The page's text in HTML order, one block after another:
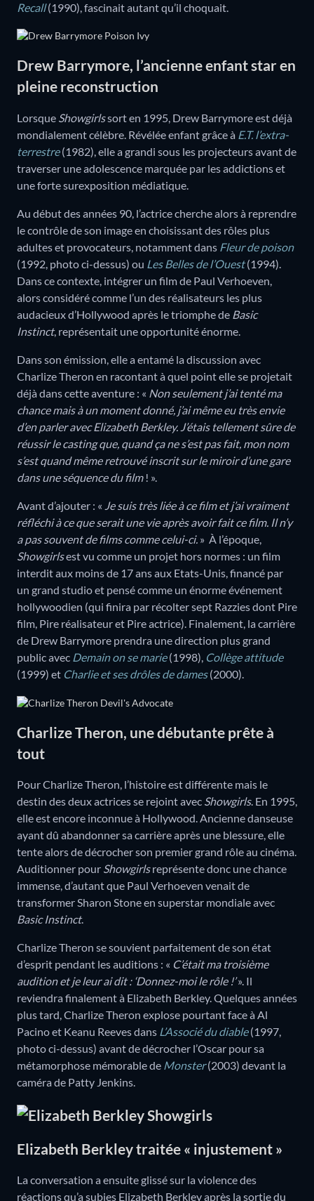
Recall(1990), fascinait autant qu’il choquait.
Drew Barrymore, l’ancienne enfant star en
pleine reconstruction
Lorsque Showgirlssort en 1995, Drew Barrymore est déjà
mondialement célèbre. Révélée enfant grâce à E.T. l’extra-
terrestre(1982), elle a grandi sous les projecteurs avant de
traverser une adolescence marquée par les addictions et
une forte surexposition médiatique.
Au début des années 90, l’actrice cherche alors à reprendre
le contrôle de son image en choisissant des rôles plus
adultes et provocateurs, notamment dans Fleur de poison
(1992, photo ci-dessus) ou Les Belles de l’Ouest (1994).
Dans ce contexte, intégrer un film de Paul Verhoeven,
alors considéré comme l’un des réalisateurs les plus
audacieux d’Hollywood après le triomphe de Basic
Instinct, représentait une opportunité énorme.
Dans son émission, elle a entamé la discussion avec
Charlize Theron en racontant à quel point elle se projetait
déjà dans cette aventure : « Non seulement j’ai tenté ma
chance mais à un moment donné, j’ai même eu très envie
d’en parler avec Elizabeth Berkley. J’étais tellement sûre de
réussir le casting que, quand ça ne s’est pas fait, mon nom
s’est quand même retrouvé inscrit sur le miroir d’une gare
dans une séquence du film! ».
Avant d’ajouter : « Je suis très liée à ce film et j’ai vraiment
réfléchi à ce que serait une vie après avoir fait ce film. Il n’y
a pas souvent de films comme celui-ci. » À l’époque,
Showgirlsest vu comme un projet hors normes : un film
interdit aux moins de 17 ans aux Etats-Unis, financé par
un grand studio et pensé comme un énorme événement
hollywoodien (qui finira par récolter sept Razzies dont Pire
film, Pire réalisateur et Pire actrice). Finalement, la carrière
de Drew Barrymore prendra une direction plus grand
public avec Demain on se marie(1998), Collège attitude
(1999) et Charlie et ses drôles de dames(2000).
Charlize Theron, une débutante prête à
tout
Pour Charlize Theron, l’histoire est différente mais le
destin des deux actrices se rejoint avec Showgirls. En 1995,
elle est encore inconnue à Hollywood. Ancienne danseuse
ayant dû abandonner sa carrière après une blessure, elle
tente alors de décrocher son premier grand rôle au cinéma.
Auditionner pour Showgirlsreprésente donc une chance
immense, d’autant que Paul Verhoeven venait de
transformer Sharon Stone en superstar mondiale avec
Basic Instinct.
Charlize Theron se souvient parfaitement de son état
d’esprit pendant les auditions : « C’était ma troisième
audition et je leur ai dit : ‘Donnez-moi le rôle !’». Il
reviendra finalement à Elizabeth Berkley. Quelques années
plus tard, Charlize Theron explose pourtant face à Al
Pacino et Keanu Reeves dans L’Associé du diable (1997,
photo ci-dessus) avant de décrocher l’Oscar pour sa
métamorphose mémorable de Monster (2003) devant la
caméra de Patty Jenkins.
Elizabeth Berkley traitée « injustement »
La conversation a ensuite glissé sur la violence des
réactions qu’a subies Elizabeth Berkley après la sortie du